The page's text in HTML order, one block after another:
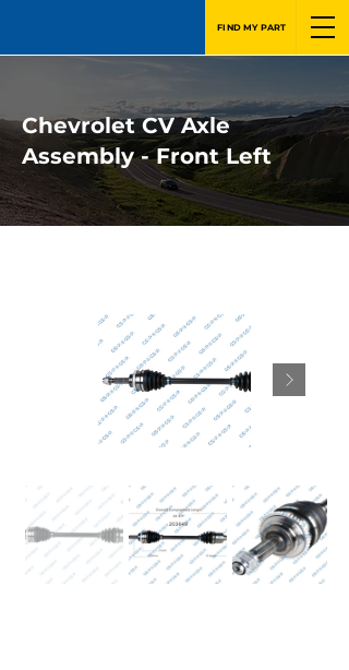
FIND MY PART
Chevrolet CV Axle
Assembly - Front Left